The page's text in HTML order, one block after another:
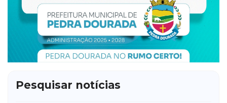
Pesquisar notícias